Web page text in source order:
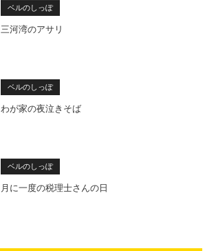
ベルのしっぽ
三河湾のアサリ
ベルのしっぽ
わが家の夜泣きそば
ベルのしっぽ
月に一度の税理士さんの日